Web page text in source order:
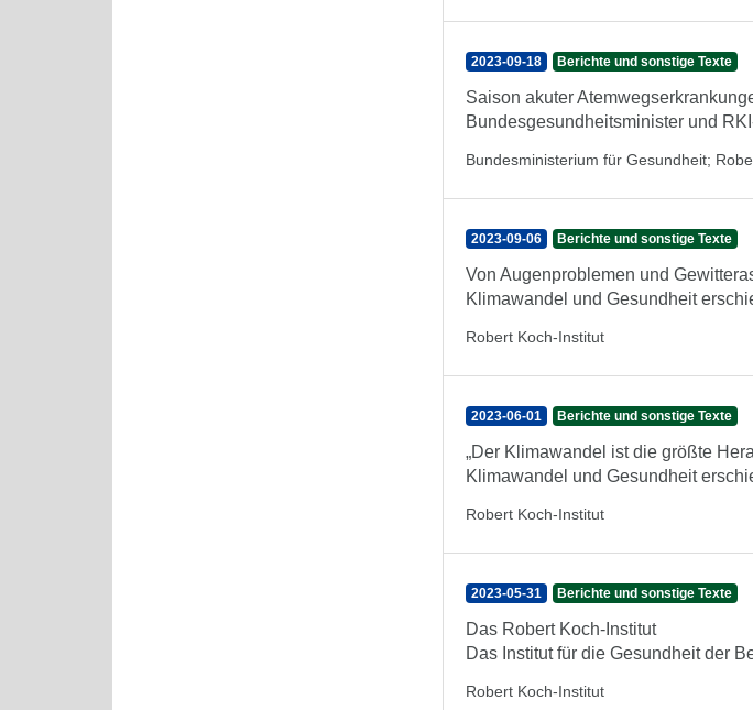
2023-09-18 Berichte und sonstige Texte
Saison akuter
Bundesgesundheitsminister und
Bundesministerium für Gesundheit;
2023-09-06 Berichte und sonstige Texte
Von Augenproblemen und
Klimawandel und Gesundheit
Robert Koch-Institut
2023-06-01 Berichte und sonstige Texte
„Der Klimawandel ist die größte
Klimawandel und Gesundheit
Robert Koch-Institut
2023-05-31 Berichte und sonstige Texte
Das Robert Koch-Institut
Das Institut für die Gesundheit der
Robert Koch-Institut